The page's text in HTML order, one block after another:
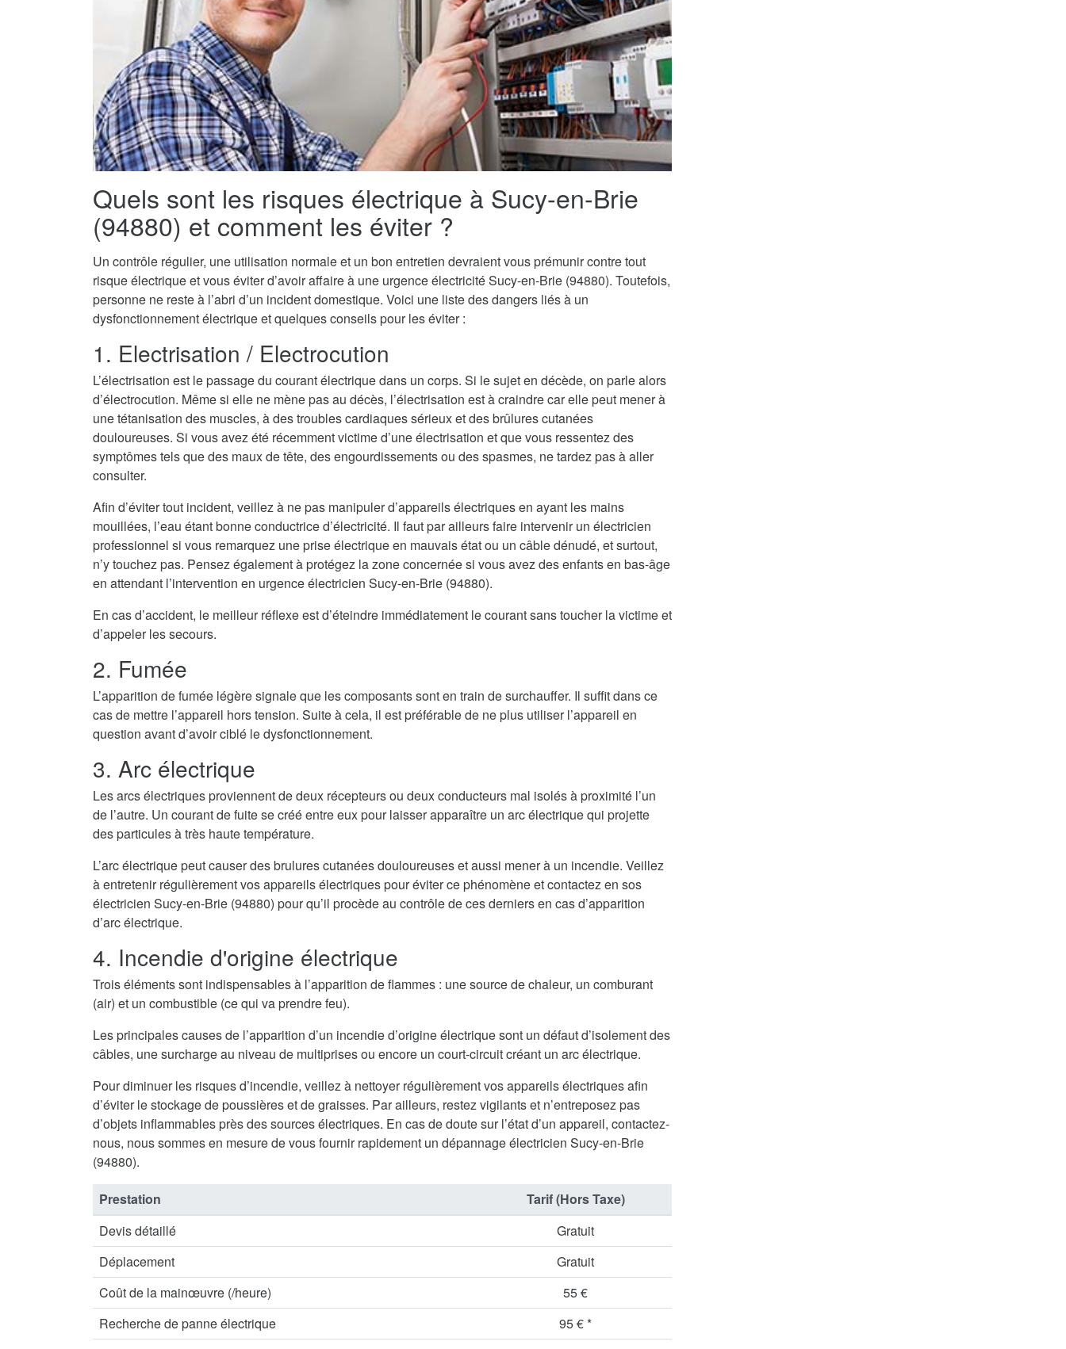
Quels sont les risques électrique à Sucy-en-Brie
(94880) et comment les éviter ?
Un contrôle régulier, une utilisation normale et un bon entretien devraient vous prémunir contre tout
risque électrique et vous éviter d’avoir affaire à une urgence électricité Sucy-en-Brie (94880). Toutefois,
personne ne reste à l’abri d’un incident domestique. Voici une liste des dangers liés à un
dysfonctionnement électrique et quelques conseils pour les éviter :
1. Electrisation / Electrocution
L’électrisation est le passage du courant électrique dans un corps. Si le sujet en décède, on parle alors
d’électrocution. Même si elle ne mène pas au décès, l’électrisation est à craindre car elle peut mener à
une tétanisation des muscles, à des troubles cardiaques sérieux et des brûlures cutanées
douloureuses. Si vous avez été récemment victime d’une électrisation et que vous ressentez des
symptômes tels que des maux de tête, des engourdissements ou des spasmes, ne tardez pas à aller
consulter.
Afin d’éviter tout incident, veillez à ne pas manipuler d’appareils électriques en ayant les mains
mouillées, l’eau étant bonne conductrice d’électricité. Il faut par ailleurs faire intervenir un électricien
professionnel si vous remarquez une prise électrique en mauvais état ou un câble dénudé, et surtout,
n’y touchez pas. Pensez également à protégez la zone concernée si vous avez des enfants en bas-âge
en attendant l’intervention en urgence électricien Sucy-en-Brie (94880).
En cas d’accident, le meilleur réflexe est d’éteindre immédiatement le courant sans toucher la victime et
d’appeler les secours.
2. Fumée
L’apparition de fumée légère signale que les composants sont en train de surchauffer. Il suffit dans ce
cas de mettre l’appareil hors tension. Suite à cela, il est préférable de ne plus utiliser l’appareil en
question avant d’avoir ciblé le dysfonctionnement.
3. Arc électrique
Les arcs électriques proviennent de deux récepteurs ou deux conducteurs mal isolés à proximité l’un
de l’autre. Un courant de fuite se créé entre eux pour laisser apparaître un arc électrique qui projette
des particules à très haute température.
L’arc électrique peut causer des brulures cutanées douloureuses et aussi mener à un incendie. Veillez
à entretenir régulièrement vos appareils électriques pour éviter ce phénomène et contactez en sos
électricien Sucy-en-Brie (94880) pour qu’il procède au contrôle de ces derniers en cas d’apparition
d’arc électrique.
4. Incendie d'origine électrique
Trois éléments sont indispensables à l’apparition de flammes : une source de chaleur, un comburant
(air) et un combustible (ce qui va prendre feu).
Les principales causes de l’apparition d’un incendie d’origine électrique sont un défaut d’isolement des
câbles, une surcharge au niveau de multiprises ou encore un court-circuit créant un arc électrique.
Pour diminuer les risques d’incendie, veillez à nettoyer régulièrement vos appareils électriques afin
d’éviter le stockage de poussières et de graisses. Par ailleurs, restez vigilants et n’entreposez pas
d’objets inflammables près des sources électriques. En cas de doute sur l’état d’un appareil, contactez-
nous, nous sommes en mesure de vous fournir rapidement un dépannage électricien Sucy-en-Brie
(94880).
Prestation
Tarif (Hors Taxe)
Devis détaillé
Gratuit
Déplacement
Gratuit
Coût de la mainœuvre (/heure)
55 €
Recherche de panne électrique
95 € *